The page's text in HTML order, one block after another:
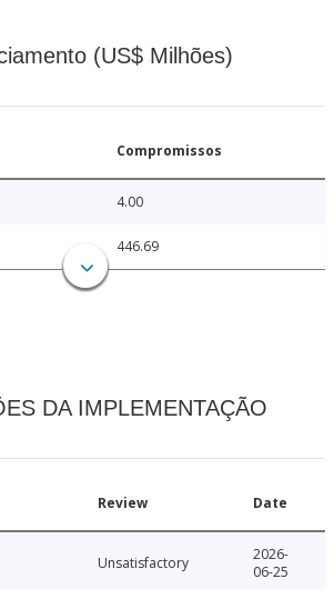
(US$ Milhões)
Compromissos
4.00
446.69
DA IMPLEMENTAÇÃO
Review Date
Unsatisfactory
2026-
06-25